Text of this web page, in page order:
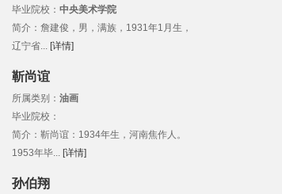
毕业院校： 中央美术学院
简介：詹建俊，男，满族，1931年1月生，
辽宁省... [详情]
靳尚谊
所属类别： 油画
毕业院校：
简介：靳尚谊：1934年生，河南焦作人。
1953年毕... [详情]
孙伯翔